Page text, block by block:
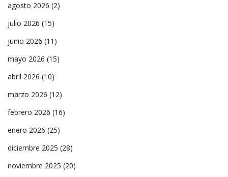
agosto 2026 (2)
julio 2026 (15)
junio 2026 (11)
mayo 2026 (15)
abril 2026 (10)
marzo 2026 (12)
febrero 2026 (16)
enero 2026 (25)
diciembre 2025 (28)
noviembre 2025 (20)